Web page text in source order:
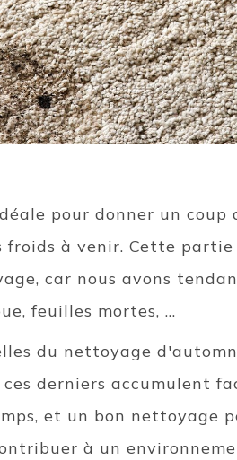
pour donner un
froids à venir. Cette
car nous avons
feuilles mortes, …
du nettoyage
derniers accumulent
et un bon nettoyage
à un